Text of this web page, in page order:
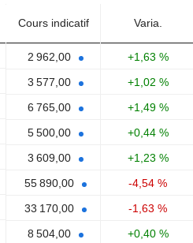
Cours indicatif Varia.
2 962,00
+1,63 %
3 577,00
+1,02 %
6 765,00
+1,49 %
5 500,00
+0,44 %
3 609,00
+1,23 %
55 890,00
-4,54 %
33 170,00
-1,63 %
8 504,00
+0,40 %